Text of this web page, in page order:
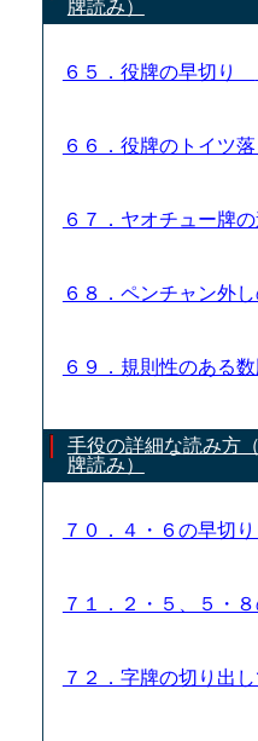
牌読み）
６５．役牌の早切り
６６．役牌のトイツ
６７．ヤオチュー牌
６８．ペンチャン外
６９．規則性のある
手役の詳細な読み方
牌読み）
７０．４・６の早切
７１．２・５、５・
７２．字牌の切り出